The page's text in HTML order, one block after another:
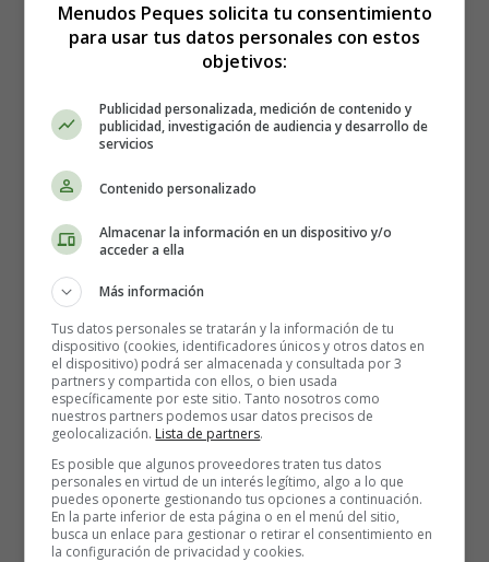
la isla de La Gomera para
comunicarse a grandes
distancias.
No se trata de una serie de códigos preestablecidos que
lenguaje articulado, reductor, no convencional, que
reproducir mediante silbidos las características sonoras de
una lengua hablada. En la actualidad, reproduce el
castellano hablado en lasIslas Canarias pero,
teóricamente, podría hacer lo mismo con cualquier otra
lengua.
Escrito por:Estefanía Morera
Categoría:Vídeos sobre Canarias
Última actualización: 03 May 2012
Menudos Peques solicita tu consentimiento
para usar tus datos personales con estos
objetivos:
Publicidad personalizada, medición de contenido y
publicidad, investigación de audiencia y desarrollo de
servicios
Contenido personalizado
Almacenar la información en un dispositivo y/o
acceder a ella
Más información
Tus datos personales se tratarán y la información de tu
dispositivo (cookies, identificadores únicos y otros datos en
el dispositivo) podrá ser almacenada y consultada por 3
partners y compartida con ellos, o bien usada
específicamente por este sitio. Tanto nosotros como
nuestros partners podemos usar datos precisos de
geolocalización. Lista de partners.
Es posible que algunos proveedores traten tus datos
personales en virtud de un interés legítimo, algo a lo que
puedes oponerte gestionando tus opciones a continuación.
En la parte inferior de esta página o en el menú del sitio,
busca un enlace para gestionar o retirar el consentimiento en
la configuración de privacidad y cookies.